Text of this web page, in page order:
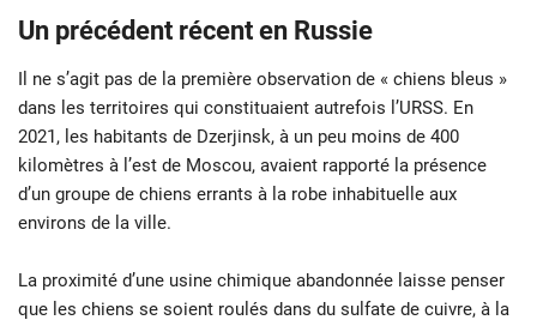
Un précédent récent en Russie
Il ne s’agit pas de la première observation de « chiens bleus »
dans les territoires qui constituaient autrefois l’URSS. En
2021, les habitants de Dzerjinsk, à un peu moins de 400
kilomètres à l’est de Moscou, avaient rapporté la présence
d’un groupe de chiens errants à la robe inhabituelle aux
environs de la ville.
La proximité d’une usine chimique abandonnée laisse penser
que les chiens se soient roulés dans du sulfate de cuivre, à la